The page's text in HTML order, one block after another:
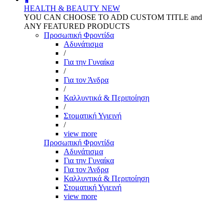
HEALTH & BEAUTY NEW
YOU CAN CHOOSE TO ADD CUSTOM TITLE and
ANY FEATURED PRODUCTS
Προσωπική Φροντίδα
Αδυνάτισμα
/
Για την Γυναίκα
/
Για τον Άνδρα
/
Καλλυντικά & Περιποίηση
/
Στοματική Υγιεινή
/
view more
Προσωπική Φροντίδα
Αδυνάτισμα
Για την Γυναίκα
Για τον Άνδρα
Καλλυντικά & Περιποίηση
Στοματική Υγιεινή
view more